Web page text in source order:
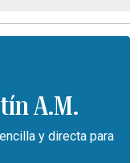
A.M.
y directa para